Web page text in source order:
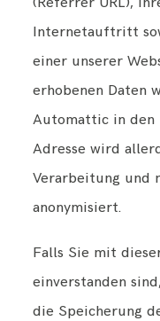
Internetauftritt
einer unserer
erhobenen Daten
Automattic in den
Adresse wird
Verarbeitung und
anonymisiert.
Falls Sie mit
einverstanden
die Speicherung